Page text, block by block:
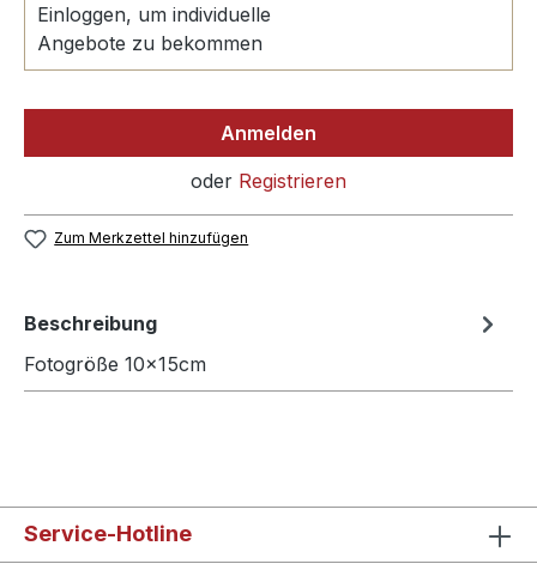
Einloggen, um individuelle
Angebote zu bekommen
Anmelden
oder Registrieren
Zum Merkzettel hinzufügen
Beschreibung
Fotogröße 10x15cm
Service-Hotline